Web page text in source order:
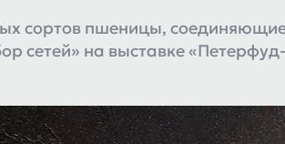
сортов пшеницы,
сетей» на выставке